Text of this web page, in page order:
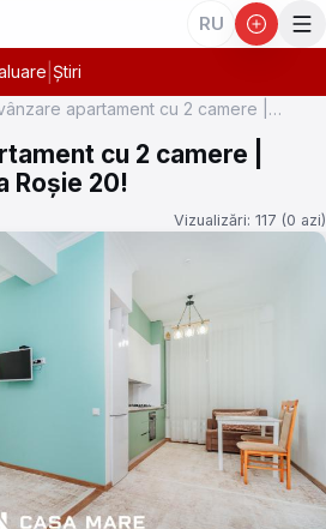
RU
Știri
apartament cu 2 camere |
cu 2 camere |
Roșie 20!
Vizualizări: 117 (0 azi)